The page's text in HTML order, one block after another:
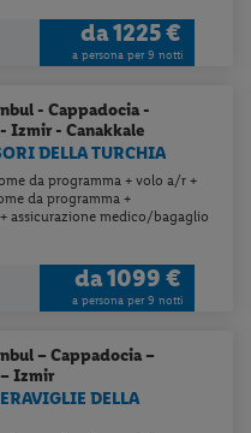
da1225 €
a persona per 9 notti
- Cappadocia -
Izmir - Canakkale
DELLA TURCHIA
da programma + volo a/r +
da programma +
assicurazione medico/bagaglio
da1099 €
a persona per 9 notti
– Cappadocia –
Izmir
DELLA